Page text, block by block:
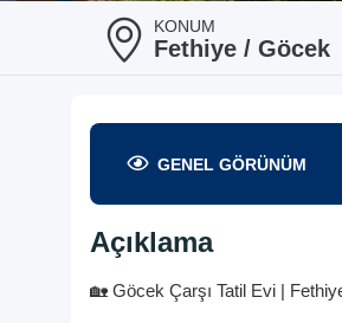
KONUM
Fethiye / Göcek
GENEL GÖRÜNÜM
Açıklama
🏡 Göcek Çarşı Tatil Evi |